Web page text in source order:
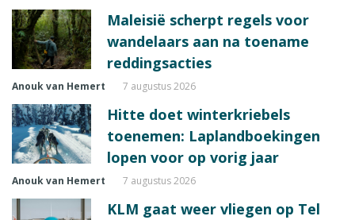
Maleisië scherpt regels voor
wandelaars aan na toename
reddingsacties
Anouk van Hemert 7 augustus 2026
Hitte doet winterkriebels
toenemen: Laplandboekingen
lopen voor op vorig jaar
Anouk van Hemert 7 augustus 2026
KLM gaat weer vliegen op Tel